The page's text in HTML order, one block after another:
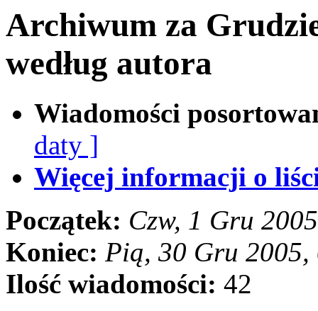
Archiwum za
według autora
Wiadomości
daty ]
Więcej informacji o
Początek: Czw, 1 Gru
Koniec: Pią, 30 Gru
Ilość wiadomości: 42